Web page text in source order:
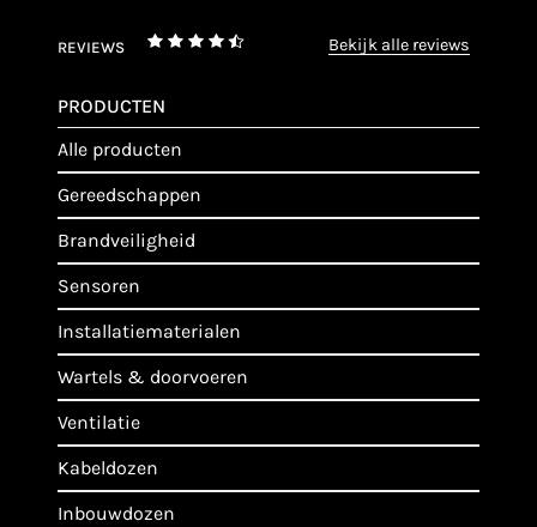
REVIEWS bekijk alle reviews
PRODUCTEN
alle producten
gereedschappen
brandveiligheid
sensoren
installatiematerialen
wartels & doorvoeren
ventilatie
kabeldozen
inbouwdozen